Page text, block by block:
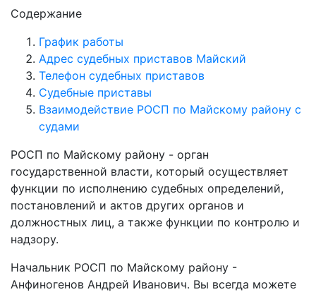
Содержание
График работы
Адрес судебных приставов Майский
Телефон судебных приставов
Судебные приставы
Взаимодействие РОСП по Майскому району с
судами
РОСП по Майскому району - орган
государственной власти, который осуществляет
функции по исполнению судебных определений,
постановлений и актов других органов и
должностных лиц, а также функции по контролю и
надзору.
Начальник РОСП по Майскому району -
Анфиногенов Андрей Иванович. Вы всегда можете